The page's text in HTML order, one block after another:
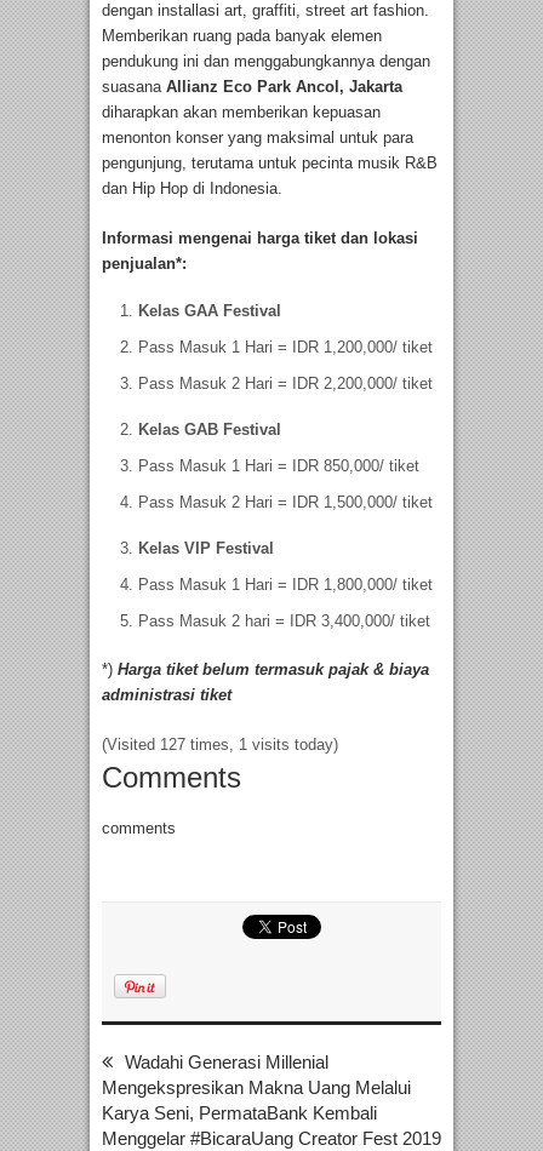
dengan installasi art, graffiti, street art fashion.
Memberikan ruang pada banyak elemen
pendukung ini dan menggabungkannya dengan
suasana Allianz Eco Park Ancol, Jakarta
diharapkan akan memberikan kepuasan
menonton konser yang maksimal untuk para
pengunjung, terutama untuk pecinta musik R&B
dan Hip Hop di Indonesia.
Informasi mengenai harga tiket dan lokasi
penjualan*:
Kelas GAA Festival
Pass Masuk 1 Hari = IDR 1,200,000/ tiket
Pass Masuk 2 Hari = IDR 2,200,000/ tiket
Kelas GAB Festival
Pass Masuk 1 Hari = IDR 850,000/ tiket
Pass Masuk 2 Hari = IDR 1,500,000/ tiket
Kelas VIP Festival
Pass Masuk 1 Hari = IDR 1,800,000/ tiket
Pass Masuk 2 hari = IDR 3,400,000/ tiket
*) Harga tiket belum termasuk pajak & biaya
administrasi tiket
(Visited 127 times, 1 visits today)
Comments
comments
Wadahi Generasi Millenial
Mengekspresikan Makna Uang Melalui
Karya Seni, PermataBank Kembali
Menggelar #BicaraUang Creator Fest 2019